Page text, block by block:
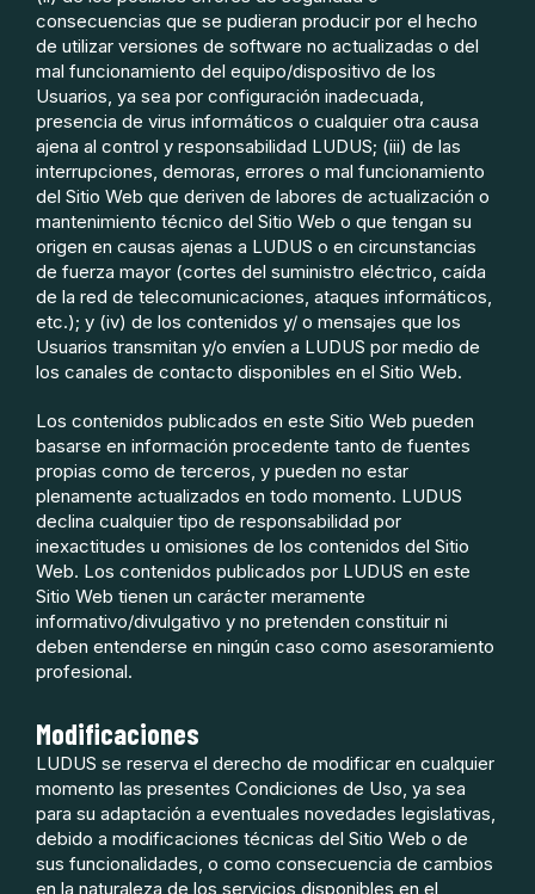
consecuencias que se pudieran producir por el hecho
de utilizar versiones de software no actualizadas o del
mal funcionamiento del equipo/dispositivo de los
Usuarios, ya sea por configuración inadecuada,
presencia de virus informáticos o cualquier otra causa
ajena al control y responsabilidad LUDUS; (iii) de las
interrupciones, demoras, errores o mal funcionamiento
del Sitio Web que deriven de labores de actualización o
mantenimiento técnico del Sitio Web o que tengan su
origen en causas ajenas a LUDUS o en circunstancias
de fuerza mayor (cortes del suministro eléctrico, caída
de la red de telecomunicaciones, ataques informáticos,
etc.); y (iv) de los contenidos y/ o mensajes que los
Usuarios transmitan y/o envíen a LUDUS por medio de
los canales de contacto disponibles en el Sitio Web.
Los contenidos publicados en este Sitio Web pueden
basarse en información procedente tanto de fuentes
propias como de terceros, y pueden no estar
plenamente actualizados en todo momento. LUDUS
declina cualquier tipo de responsabilidad por
inexactitudes u omisiones de los contenidos del Sitio
Web. Los contenidos publicados por LUDUS en este
Sitio Web tienen un carácter meramente
informativo/divulgativo y no pretenden constituir ni
deben entenderse en ningún caso como asesoramiento
profesional.
Modificaciones
LUDUS se reserva el derecho de modificar en cualquier
momento las presentes Condiciones de Uso, ya sea
para su adaptación a eventuales novedades legislativas,
debido a modificaciones técnicas del Sitio Web o de
sus funcionalidades, o como consecuencia de cambios
en la naturaleza de los servicios disponibles en el